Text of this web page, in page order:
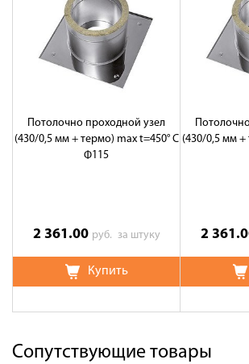
Потолочно проходной узел
(430/0,5 мм + термо) max t=450° C
Ф115
2 361.00 руб. за штуку
Купить
(430/0,5 мм +
2
Сопутствующие товары